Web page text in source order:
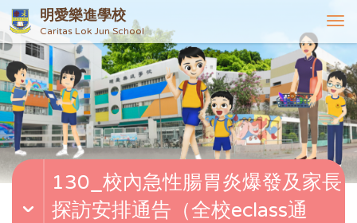
明愛樂進學校
Caritas Lok Jun School
T
o
g
g
l
e
n
v
i
130_校內急性腸胃炎爆發及家長
探訪安排通告（全校eclass通